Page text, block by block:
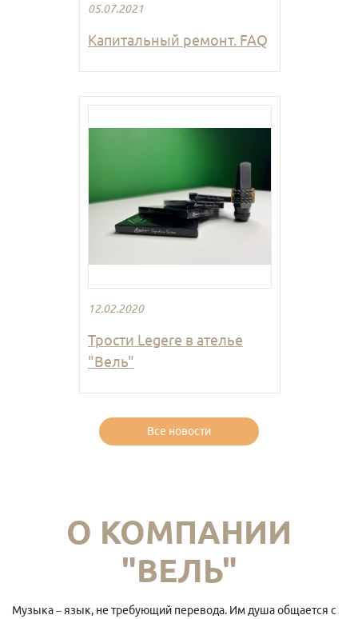
05.07.2021
Капитальный ремонт. FAQ
12.02.2020
Трости Legere в ателье
"Вель"
Все новости
О КОМПАНИИ
"ВЕЛЬ"
Музыка – язык, не требующий перевода. Им душа общается с